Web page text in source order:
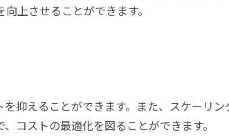
上させることができます。
抑えることができます。また、スケーリン
コストの最適化を図ることができます。